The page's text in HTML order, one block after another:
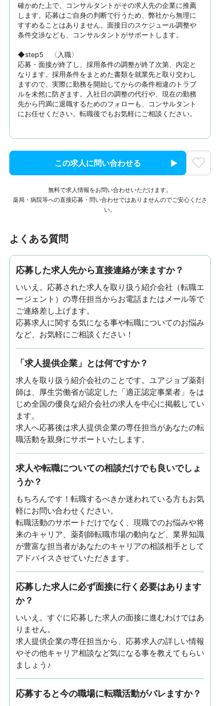
確かめた上で、コンサルタントがその求人先の企業に推薦
します。応募はご自身の判断で行うため、弊社から無理に
すすめることはありません。面接日のスケジュール調整や
条件交渉なども、コンサルタントがサポートします。
◆step5　〈入職〉
応募・面接が終了し、採用条件の調整が終了次第、内定と
なります。採用条件をまとめた書類を就業先と取り交わし
ますので、実際に勤務を開始してからの条件相違のトラブ
ルを未然に防ぎます。入社日の調整の代行や、現在の勤務
先から円満に退職するためのフォローも、コンサルタント
にお任せください。転職後でもお気軽にご相談ください。
この求人に問い合わせる
無料で求人情報をお問い合わせいただけます。
薬局・病院等への直接応募・問い合わせではありませんのでご安心くださ
い。
よくある質問
応募した求人先から直接連絡が来ますか？
いいえ。応募された求人を取り扱う紹介会社（転職エ
ージェント）の専任担当からお電話またはメール等で
ご連絡差し上げます。
応募求人に関する気になる事や転職についてのお悩み
など、お気軽にご相談ください！
「求人提供企業」とは何ですか？
求人を取り扱う紹介会社のことです。ユアジョブ薬剤
師は、厚生労働省が認定した「適正認定事業者」をは
じめ全国の優良な紹介会社の求人を中心に掲載してい
ます。
求人へ応募後は求人提供企業の専任担当があなたの転
職活動を親身にサポートいたします。
求人や転職についての相談だけでも良いでしょ
うか？
もちろんです！転職するべきか迷われている方もお気
軽にお問い合わせください。
転職活動のサポートだけでなく、現職でのお悩みや将
来のキャリア、薬剤師転職市場の動向など、業界知識
が豊富な担当者があなたのキャリアの相談相手として
アドバイスさせていただきます。
応募した求人に必ず面接に行く必要はあります
か？
いいえ。すぐに応募した求人の面接に進むわけではあ
りません。
求人提供企業の専任担当から、応募求人の詳しい情報
やその他キャリア相談など気になる事を教えてもらい
ましょう♪
応募すると今の職場に転職活動がバレますか？